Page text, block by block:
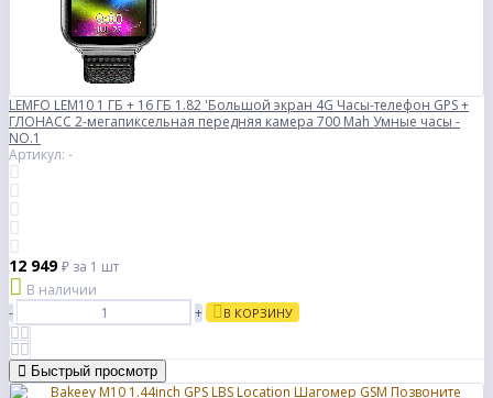
LEMFO LEM10 1 ГБ + 16 ГБ 1.82 'Большой экран 4G Часы-телефон GPS +
ГЛОНАСС 2-мегапиксельная передняя камера 700 Mah Умные часы -
NO.1
Артикул: -
12 949₽ за 1 шт
В наличии
-
+ В КОРЗИНУ
Быстрый просмотр